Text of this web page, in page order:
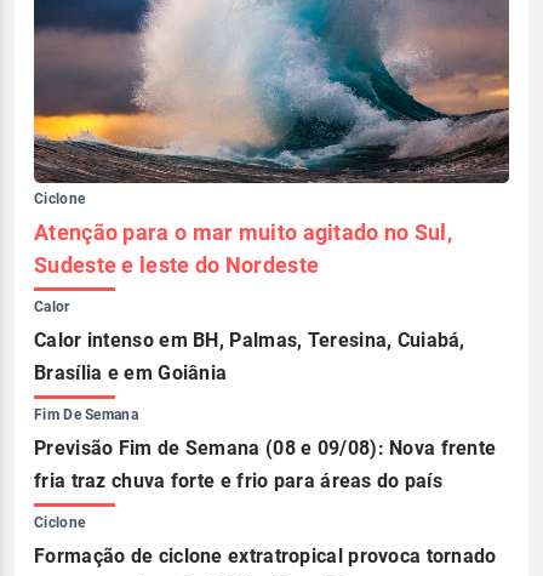
Ciclone
Atenção para o mar muito agitado no Sul,
Sudeste e leste do Nordeste
Calor
Calor intenso em BH, Palmas, Teresina, Cuiabá,
Brasília e em Goiânia
Fim De Semana
Previsão Fim de Semana (08 e 09/08): Nova frente
fria traz chuva forte e frio para áreas do país
Ciclone
Formação de ciclone extratropical provoca tornado